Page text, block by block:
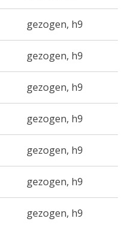
gezogen, h9
gezogen, h9
gezogen, h9
gezogen, h9
gezogen, h9
gezogen, h9
gezogen, h9